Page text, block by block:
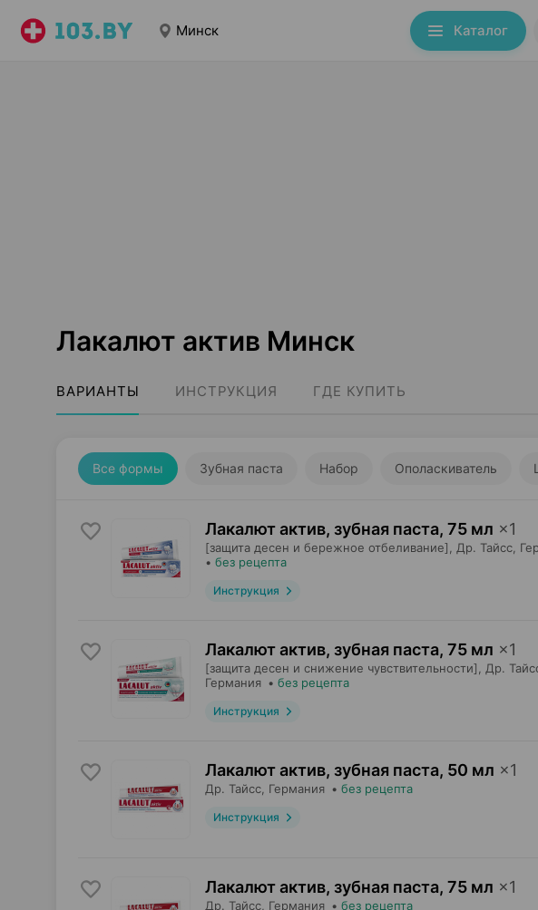
Минск Каталог
Лакалют актив Минск
ВАРИАНТЫ ИНСТРУКЦИЯ ГДЕ КУПИТЬ
Все формы Зубная паста Набор Ополаскиватель
Лакалют актив, зубная паста, 75 мл ×1
[защита десен и бережное отбеливание], Др. Тайсс ,
• без рецепта
Инструкция
Лакалют актив, зубная паста, 75 мл ×1
[защита десен и снижение чувствительности], Др.
Германия • без рецепта
Инструкция
Лакалют актив, зубная паста, 50 мл ×1
Др. Тайсс , Германия • без рецепта
Инструкция
Лакалют актив, зубная паста, 75 мл ×1
Др. Тайсс , Германия • без рецепта